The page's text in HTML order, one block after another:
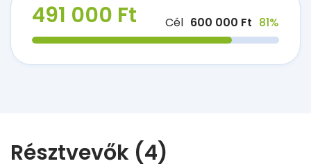
491 000 Ft Cél 600 000 Ft 81%
Résztvevők (4)